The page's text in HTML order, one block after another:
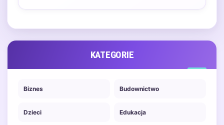
znacznie różnić w zależności
KATEGORIE
Biznes Budownictwo
Dzieci Edukacja